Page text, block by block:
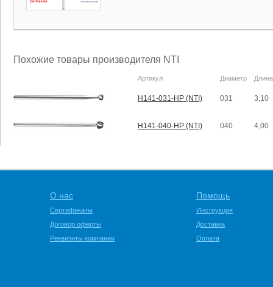
Похожие товары производителя NTI
Артикул Диаметр Длина
H141-031-HP (NTI) 031 3,10
H141-040-HP (NTI) 040 4,00
О нас
Сертификаты
Договор оферты
Реквизиты компании
Помощь
Инструкция
Доставка
Оплата